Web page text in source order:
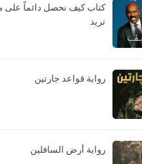
كتاب كيف نحصل دائماً على
نريد
رواية قواعد جارتين
رواية أرض السافلين